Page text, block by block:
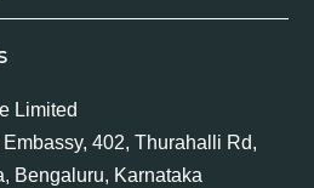
Limited
402, Thurahalli Rd,
Bengaluru, Karnataka